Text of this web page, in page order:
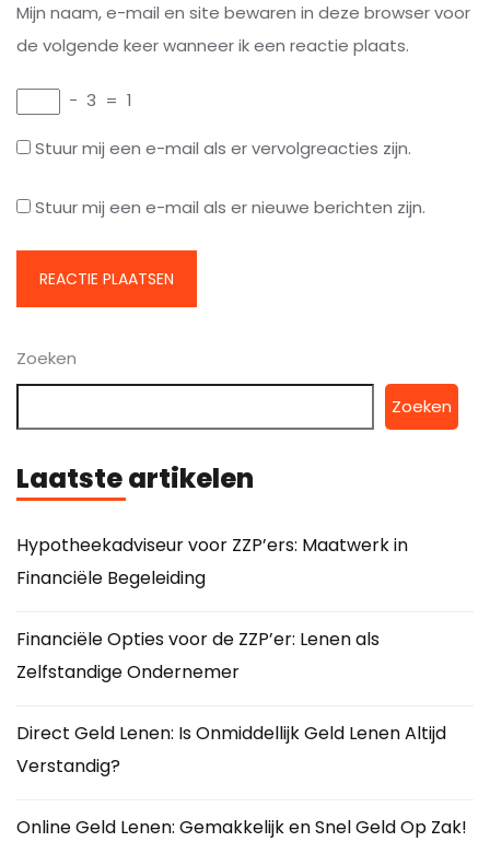
Mijn naam, e-mail en site bewaren in deze browser voor
de volgende keer wanneer ik een reactie plaats.
− 3 = 1
Stuur mij een e-mail als er vervolgreacties zijn.
Stuur mij een e-mail als er nieuwe berichten zijn.
Zoeken
Zoeken
Laatste artikelen
Hypotheekadviseur voor ZZP’ers: Maatwerk in
Financiële Begeleiding
Financiële Opties voor de ZZP’er: Lenen als
Zelfstandige Ondernemer
Direct Geld Lenen: Is Onmiddellijk Geld Lenen Altijd
Verstandig?
Online Geld Lenen: Gemakkelijk en Snel Geld Op Zak!